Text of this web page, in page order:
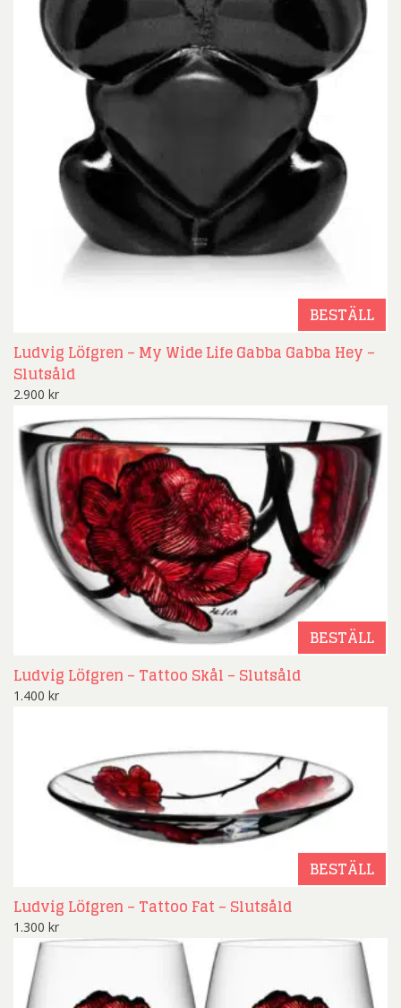
BESTÄLL
Ludvig Löfgren – My Wide Life Gabba Gabba Hey –
Slutsåld
2.900 kr
BESTÄLL
Ludvig Löfgren – Tattoo Skål – Slutsåld
1.400 kr
BESTÄLL
Ludvig Löfgren – Tattoo Fat – Slutsåld
1.300 kr